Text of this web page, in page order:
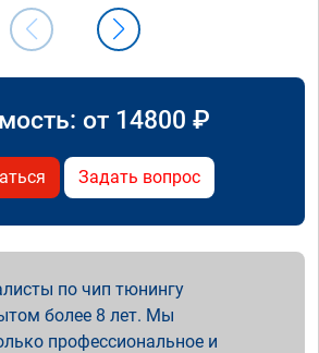
от 14800 ₽
Задать вопрос
по чип тюнингу
более 8 лет. Мы
профессиональное и